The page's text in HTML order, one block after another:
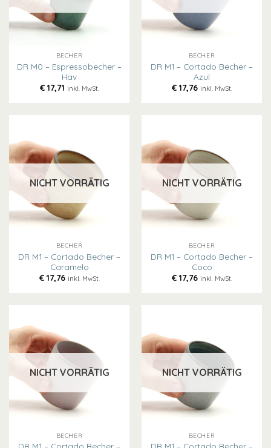
BECHER
DR M0 – Espressobecher –
Hav
€17,71 inkl. MwSt.
BECHER
DR M1 – Cortado Becher –
Azul
€17,76 inkl. MwSt.
NICHT VORRÄTIG
BECHER
DR M1 – Cortado Becher –
Caramelo
€17,76 inkl. MwSt.
NICHT VORRÄTIG
BECHER
DR M1 – Cortado Becher –
Coco
€17,76 inkl. MwSt.
NICHT VORRÄTIG
BECHER
NICHT VORRÄTIG
BECHER